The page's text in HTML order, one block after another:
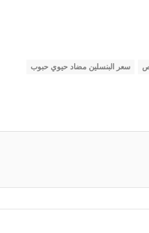
سعر البنسلين مضاد حيوي حبوب